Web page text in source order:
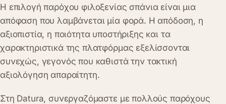
Η επιλογή παρόχου φιλοξενίας σπάνια είναι μια
απόφαση που λαμβάνεται μία φορά. Η απόδοση, η
αξιοπιστία, η ποιότητα υποστήριξης και τα
χαρακτηριστικά της πλατφόρμας εξελίσσονται
συνεχώς, γεγονός που καθιστά την τακτική
αξιολόγηση απαραίτητη.
Στη Datura, συνεργαζόμαστε με πολλούς παρόχους